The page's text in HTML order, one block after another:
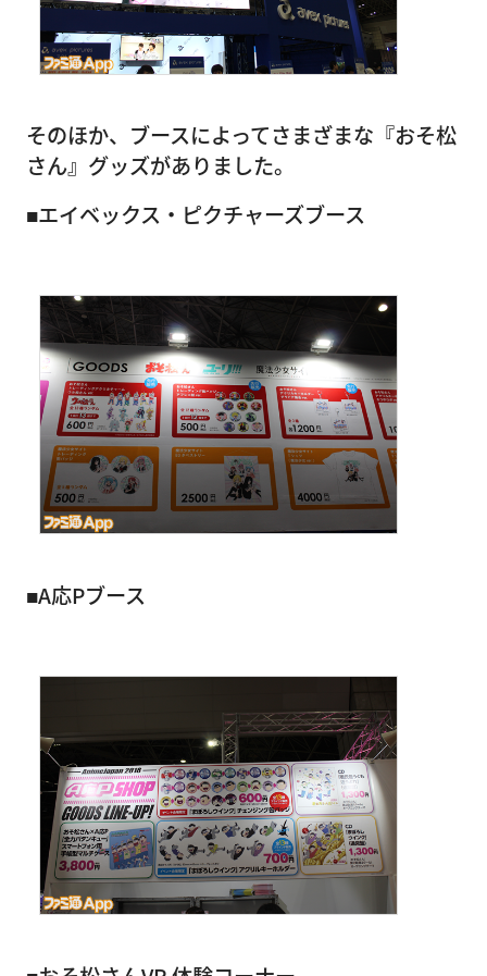
そのほか、ブースによってさまざまな『おそ松
さん』グッズがありました。
■エイベックス・ピクチャーズブース
■A応Pブース